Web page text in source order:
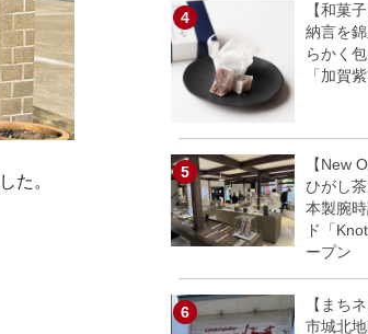
た。
【和菓
納言を
らかく
「加賀
【New
ひがし
本製腕
ド「
ープン
【まち
市城北